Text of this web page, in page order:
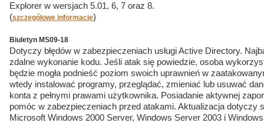
Explorer w wersjach 5.01, 6, 7 oraz 8.
(szczegółowe informacje)
Biuletyn MS09-18
Dotyczy błędów w zabezpieczeniach usługi Active Directory.
zdalne wykonanie kodu. Jeśli atak się powiedzie, osoba
będzie mogła podnieść poziom swoich uprawnień w
wtedy instalować programy, przeglądać, zmieniać lub usuwać
konta z pełnymi prawami użytkownika. Posiadanie aktywnej
pomóc w zabezpieczeniach przed atakami. Aktualizacja dotyczy
Microsoft Windows 2000 Server, Windows Server 2003 i